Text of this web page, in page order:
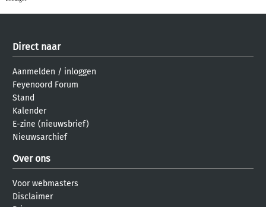
Direct naar
Aanmelden / inloggen
Feyenoord Forum
Stand
Kalender
E-zine (nieuwsbrief)
Nieuwsarchief
Over ons
Voor webmasters
Disclaimer